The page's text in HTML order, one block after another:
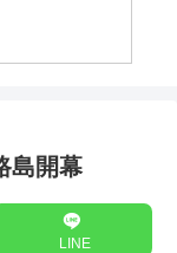
島開幕
LINE